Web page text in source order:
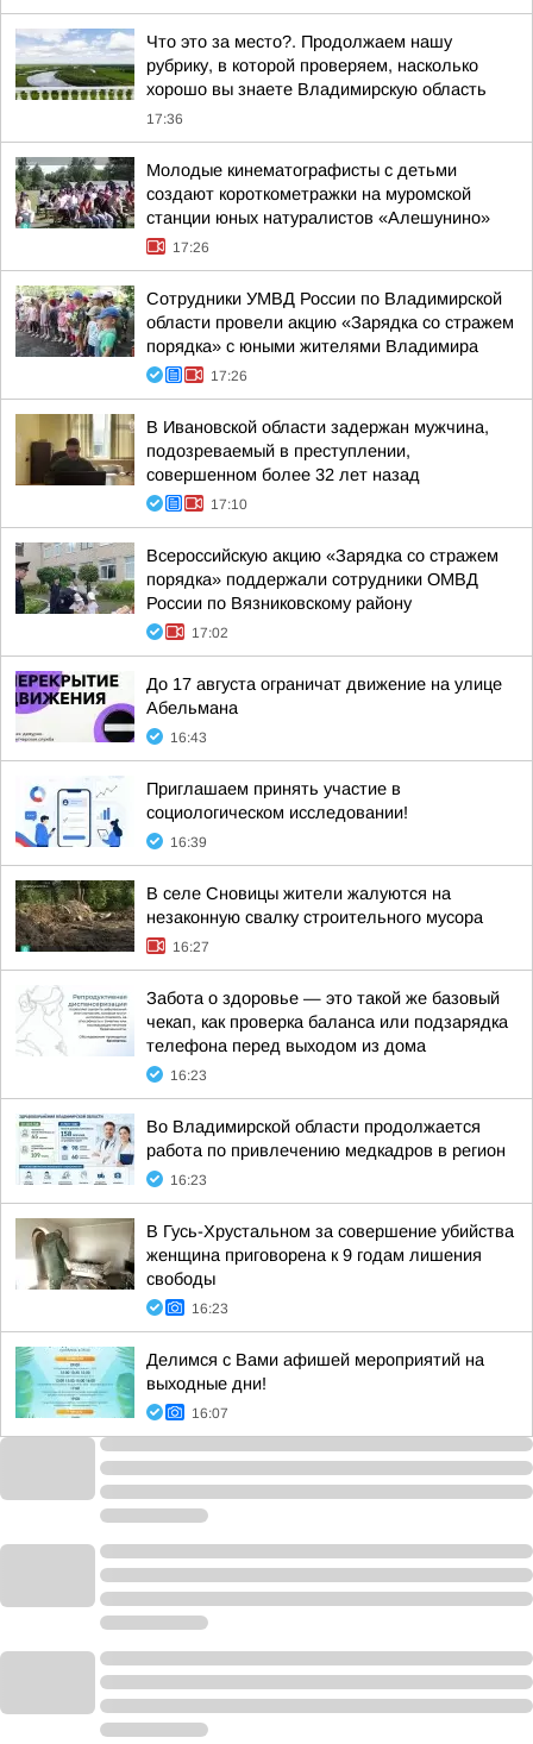
Что это за место?. Продолжаем нашу
рубрику, в которой проверяем, насколько
хорошо вы знаете Владимирскую область
17:36
Молодые кинематографисты с детьми
создают короткометражки на муромской
станции юных натуралистов «Алешунино»
17:26
Сотрудники УМВД России по Владимирской
области провели акцию «Зарядка со стражем
порядка» с юными жителями Владимира
17:26
В Ивановской области задержан мужчина,
подозреваемый в преступлении,
совершенном более 32 лет назад
17:10
Всероссийскую акцию «Зарядка со стражем
порядка» поддержали сотрудники ОМВД
России по Вязниковскому району
17:02
До 17 августа ограничат движение на улице
Абельмана
16:43
Приглашаем принять участие в
социологическом исследовании!
16:39
В селе Сновицы жители жалуются на
незаконную свалку строительного мусора
16:27
Забота о здоровье — это такой же базовый
чекап, как проверка баланса или подзарядка
телефона перед выходом из дома
16:23
Во Владимирской области продолжается
работа по привлечению медкадров в регион
16:23
В Гусь-Хрустальном за совершение убийства
женщина приговорена к 9 годам лишения
свободы
16:23
Делимся с Вами афишей мероприятий на
выходные дни!
16:07